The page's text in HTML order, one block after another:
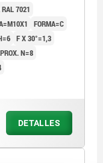
RAL 7021
FORMA=C
F X 30°=1,3
N=8
DETALLES